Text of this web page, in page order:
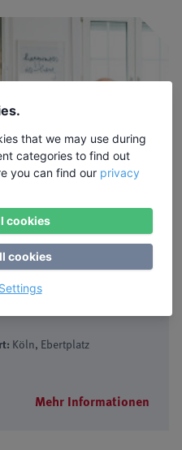
Köln, Ebertplatz
Mehr Informationen
that we may use during
categories to find out
you can find our privacy
cookies
cookies